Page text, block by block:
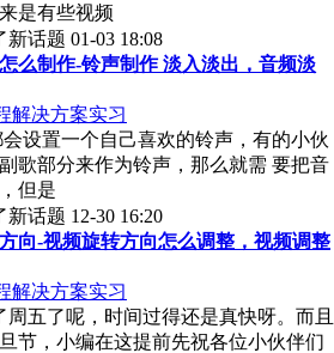
是有些视频
新话题 01-03 18:08
么制作-铃声制作 淡入淡出，音频淡
解决方案实习
设置一个自己喜欢的铃声，有的小伙
歌部分来作为铃声，那么就需 要把音
但是
新话题 12-30 16:20
向-视频旋转方向怎么调整，视频调整
解决方案实习
五了呢，时间过得还是真快呀。而且
节，小编在这提前先祝各位小伙伴们